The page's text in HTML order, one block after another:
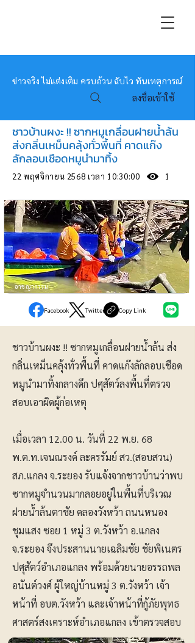
หมอข่าว
ข่าวจริง ไม่แต่งเติม ครบถ้วน ฉับไว ทันเหตุการณ์
ลงชื่อเข้าใช้
ชาวบ้านผงะ !! ซากหมูเกลื่อนฝายน้ำล้น
ส่งกลิ่นเหม็นคลุ้งทั่วพื้นที่ คาดแก๊ง
ลักลอบเชือดหมูนำมาทิ้ง
22 พฤศจิกายน 2568 เวลา 10:30:00 1
อาชญากรรม
Facebook Twitter Copy Link
ชาวบ้านผงะ !! ซากหมูเกลื่อนฝายน้ำล้น ส่ง
กลิ่นเหม็นคลุ้งทั่วพื้นที่ คาดแก๊งลักลอบเชือด
หมูนำมาทิ้งกลางดึก ปศุสัตว์ลงพื้นที่ตรวจ
สอบเอาผิดผู้ก่อเหตุ
เมื่อเวลา 12.00 น. วันที่ 22 พ.ย. 68
พ.ต.ท.เจนณรงค์ ละครรัมย์ สว.(สอบสวน)
สภ.แกลง จ.ระยอง รับแจ้งจากชาวบ้านว่าพบ
ซากหมูจำนวนมากลอยอยู่ในพื้นที่บริเวณ
ฝายน้ำล้นตาชัย คลองวังหว้า ถนนหนอง
ชุมแสง ซอย 1 หมู่ 3 ต.วังหว้า อ.แกลง
จ.ระยอง จึงประสานนายเฉลิมชัย ชัยพิเนตร
ปศุสัตว์อำเภอแกลง พร้อมด้วยนายอรรถพล
อนันต์วงศ์ ผู้ใหญ่บ้านหมู่ 3 ต.วังหว้า เจ้า
หน้าที่ อบต.วังหว้า และเจ้าหน้าที่กู้ภัยพุทธ
ศาสตร์สงเคราะห์อำเภอแกลง เข้าตรวจสอบ